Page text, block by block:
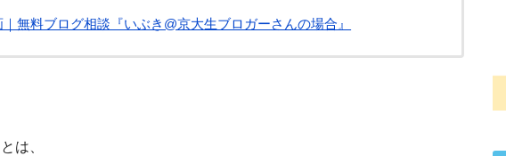
無料ブログ相談『いぶき@京大生ブロガーさんの場合』
は、